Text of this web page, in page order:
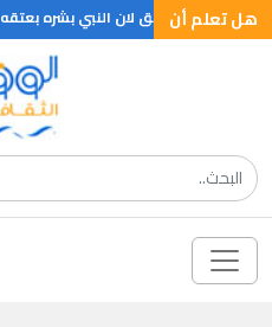
هل تعلم أن
ولقب بالعتيق لان النبي بشره بعتقه